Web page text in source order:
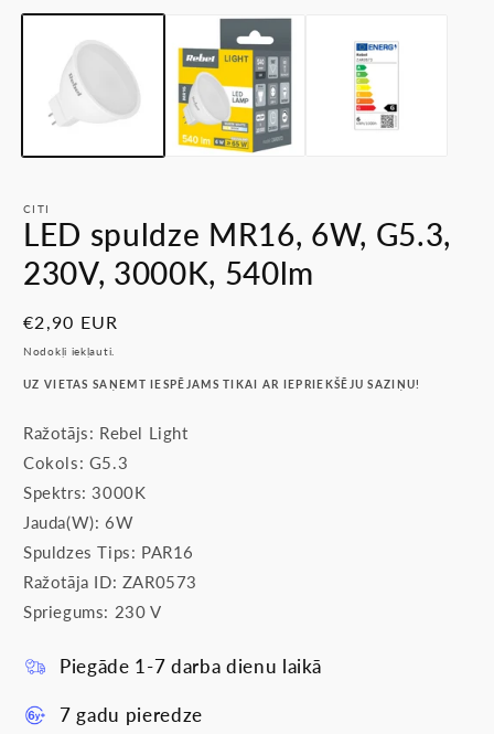
multividi
režīmā
CITI
LED spuldze MR16, 6W, G5.3,
230V, 3000K, 540lm
Parastā
cena
€2,90 EUR
Nodokļi iekļauti.
UZ VIETAS SAŅEMT IESPĒJAMS TIKAI AR IEPRIEKŠĒJU SAZIŅU!
Ražotājs: Rebel Light
Cokols: G5.3
Spektrs: 3000K
Jauda(W): 6W
Spuldzes Tips: PAR16
Ražotāja ID: ZAR0573
Spriegums: 230 V
Piegāde 1-7 darba dienu laikā
7 gadu pieredze